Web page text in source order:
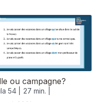
ou campagne?
54 |
27 min. |